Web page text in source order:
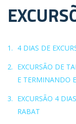
4 DIAS DE
EXCURSÃO DE
E TERMINANDO
EXCURSÃO 4
RABAT